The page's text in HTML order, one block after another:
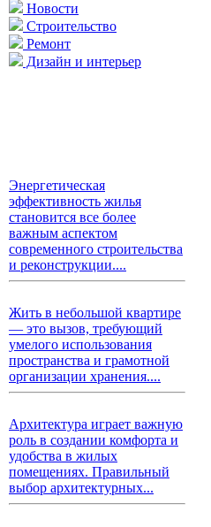
Новости
Строительство
Ремонт
Дизайн и интерьер
Энергетическая
эффективность жилья
становится все более
важным аспектом
современного строительства
и реконструкции....
Жить в небольшой квартире
— это вызов, требующий
умелого использования
пространства и грамотной
организации хранения....
Архитектура играет важную
роль в создании комфорта и
удобства в жилых
помещениях. Правильный
выбор архитектурных...